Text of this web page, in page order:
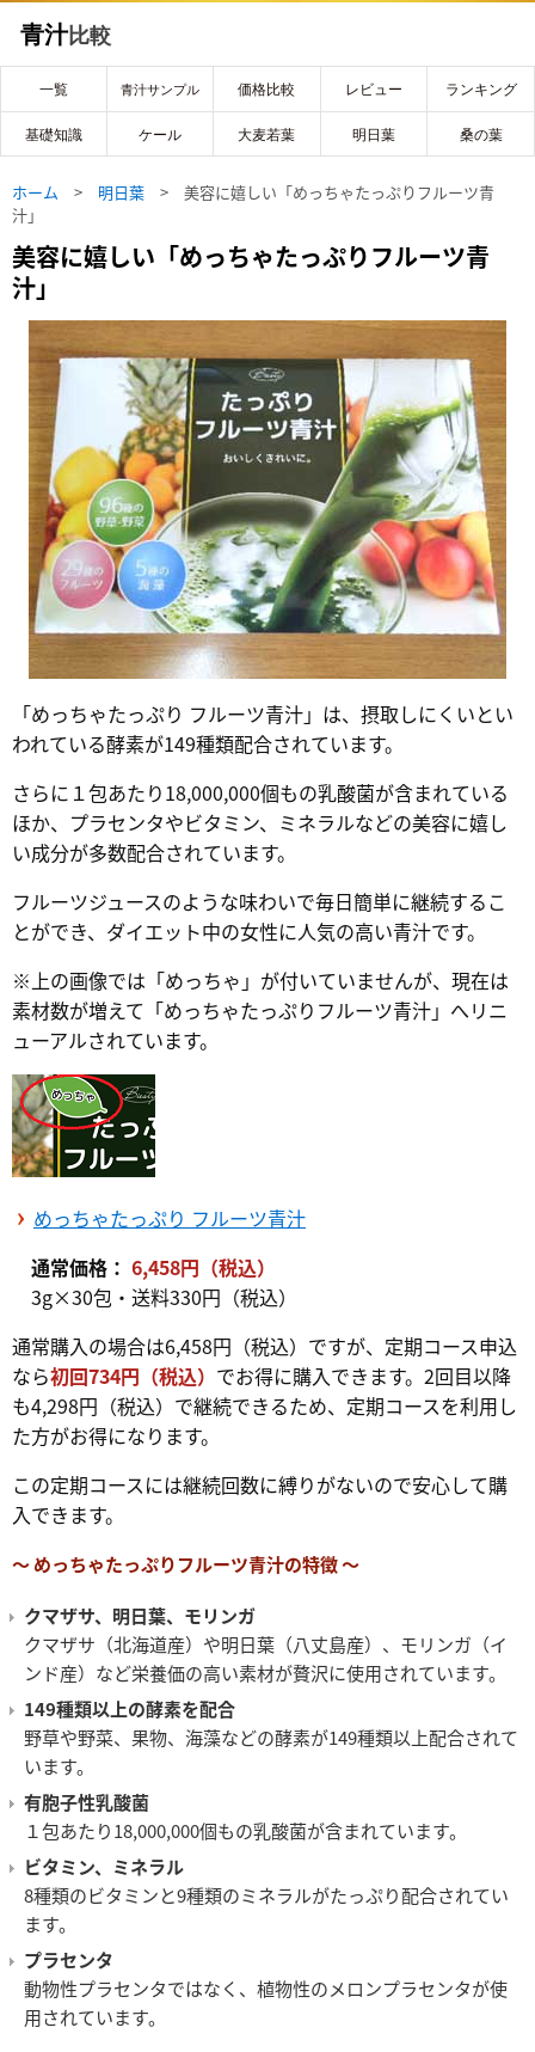
青汁比較
一覧 青汁サンプル 価格比較 レビュー ランキング
基礎知識 ケール 大麦若葉 明日葉 桑の葉
ホーム > 明日葉 > 美容に嬉しい「めっちゃたっぷりフルーツ青
汁」
美容に嬉しい「めっちゃたっぷりフルーツ青
汁」
「めっちゃたっぷり フルーツ青汁」は、摂取しにくいとい
われている酵素が149種類配合されています。
さらに１包あたり18,000,000個もの乳酸菌が含まれている
ほか、プラセンタやビタミン、ミネラルなどの美容に嬉し
い成分が多数配合されています。
フルーツジュースのような味わいで毎日簡単に継続するこ
とができ、ダイエット中の女性に人気の高い青汁です。
※上の画像では「めっちゃ」が付いていませんが、現在は
素材数が増えて「めっちゃたっぷりフルーツ青汁」へリニ
ューアルされています。
めっちゃたっぷり フルーツ青汁
通常価格： 6,458円（税込）
3g×30包・送料330円（税込）
通常購入の場合は6,458円（税込）ですが、定期コース申込
なら初回734円（税込） でお得に購入できます。2回目以降
も4,298円（税込）で継続できるため、定期コースを利用し
た方がお得になります。
この定期コースには継続回数に縛りがないので安心して購
入できます。
～ めっちゃたっぷりフルーツ青汁の特徴 ～
クマザサ、明日葉、モリンガ
クマザサ（北海道産）や明日葉（八丈島産）、モリンガ（イ
ンド産）など栄養価の高い素材が贅沢に使用されています。
149種類以上の酵素を配合
野草や野菜、果物、海藻などの酵素が149種類以上配合されて
います。
有胞子性乳酸菌
１包あたり18,000,000個もの乳酸菌が含まれています。
ビタミン、ミネラル
8種類のビタミンと9種類のミネラルがたっぷり配合されてい
ます。
プラセンタ
動物性プラセンタではなく、植物性のメロンプラセンタが使
用されています。